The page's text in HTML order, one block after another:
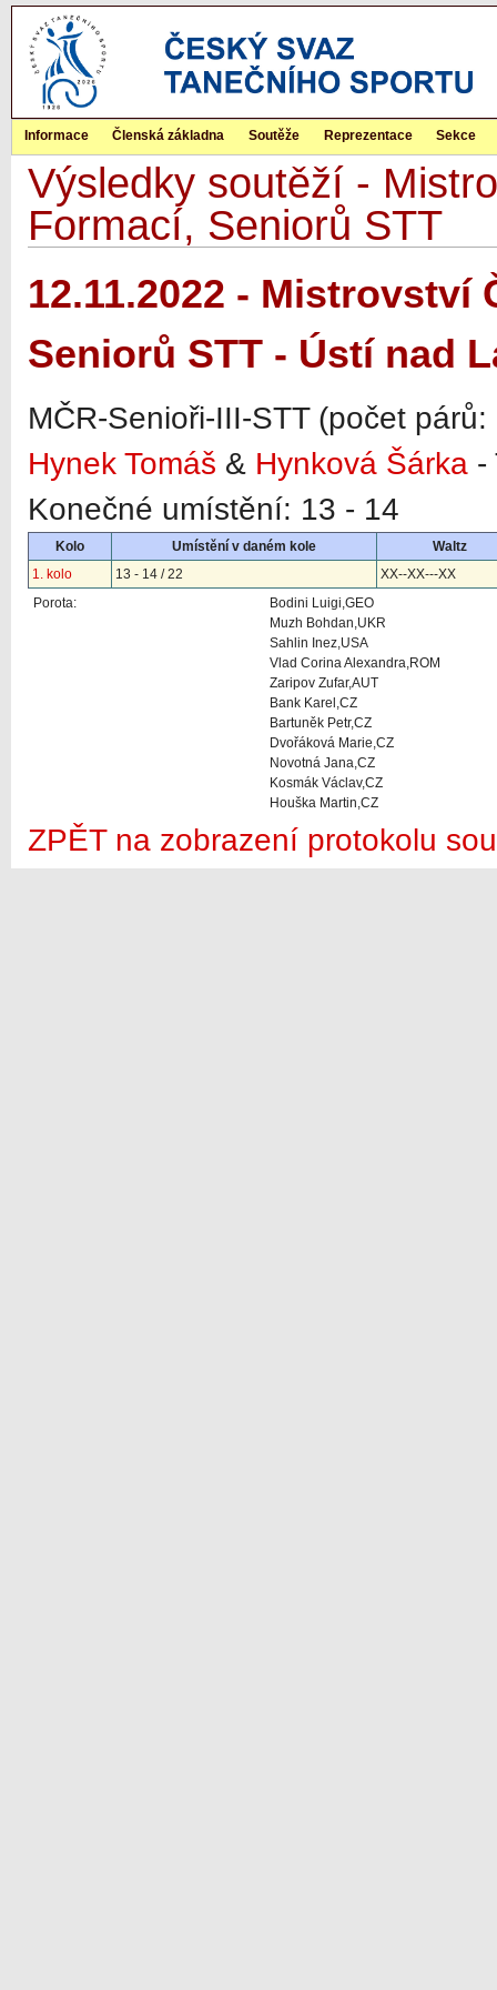
Informace Členská základna Soutěže Reprezentace Sekce
Výsledky soutěží -
Formací, Seniorů STT
12.11.2022 - Mistrovství
Seniorů STT - Ústí nad
MČR-Senioři-III-STT (počet
Hynek Tomáš & Hynková Šárka -
Konečné umístění: 13 - 14
Kolo Umístění v daném kole
Waltz
1. kolo
13 - 14 / 22
XX--XX---XX
Porota:
Bodini Luigi,GEO
Muzh Bohdan,UKR
Sahlin Inez,USA
Vlad Corina Alexandra,ROM
Zaripov Zufar,AUT
Bank Karel,CZ
Bartuněk Petr,CZ
Dvořáková Marie,CZ
Novotná Jana,CZ
Kosmák Václav,CZ
Houška Martin,CZ
ZPĚT na zobrazení protokolu